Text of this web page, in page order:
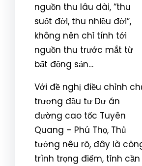
nguồn thu lâu dài, “thu
suốt đời, thu nhiều đời”,
không nên chỉ tính tới
nguồn thu trước mắt từ
bất động sản…
Với đề nghị điều chỉnh
trương đầu tư Dự án
đường cao tốc Tuyên
Quang – Phú Thọ, Thủ
tướng nêu rõ, đây là
trình trọng điểm, tỉnh cần